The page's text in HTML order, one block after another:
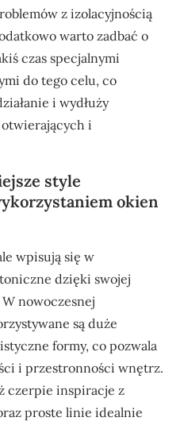
z izolacyjnością
warto zadbać o
czas specjalnymi
do tego celu, co
i wydłuży
i
style
okien
wpisują się w
dzięki swojej
nowoczesnej
są duże
formy, co pozwala
i przestronności wnętrz.
czerpie inspiracje z
proste linie idealnie